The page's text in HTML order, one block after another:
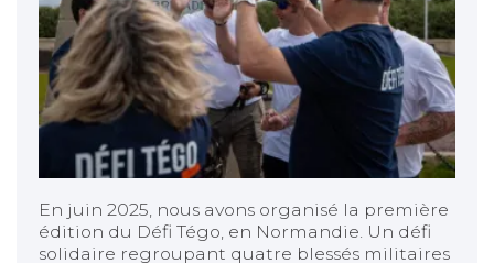
En juin 2025, nous avons organisé la première
édition du Défi Tégo, en Normandie. Un défi
solidaire regroupant quatre blessés militaires